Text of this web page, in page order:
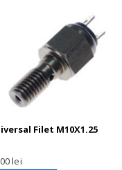
Frana
Stop Frana
Filet M10X1.25
lei